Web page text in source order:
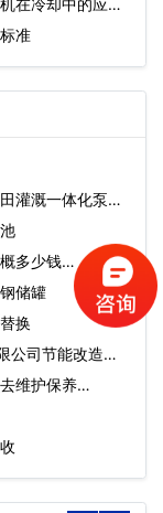
准
灌溉一体化泵
多少钱…
储罐
换
公司节能改造工
维护保养…